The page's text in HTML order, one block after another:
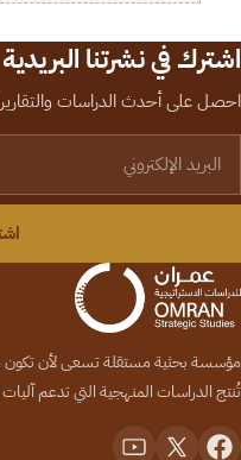
اشترك في نشرتنا البريدية
احصل على أحدث الدراسات
مؤسسة بحثية مستقلة تسعى لأن تكون
تُنتج الدراسات المنهجية التي تدعم